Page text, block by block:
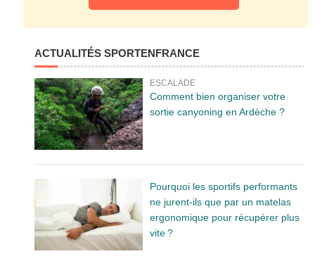
ACTUALITÉS SPORTENFRANCE
ESCALADE
Comment bien organiser votre
sortie canyoning en Ardèche ?
Pourquoi les sportifs performants
ne jurent-ils que par un matelas
ergonomique pour récupérer plus
vite ?